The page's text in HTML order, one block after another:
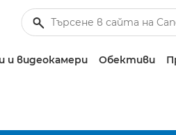
видеокамери Обективи